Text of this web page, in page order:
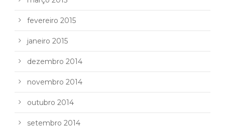
fevereiro 2015
janeiro 2015
dezembro 2014
novembro 2014
outubro 2014
setembro 2014